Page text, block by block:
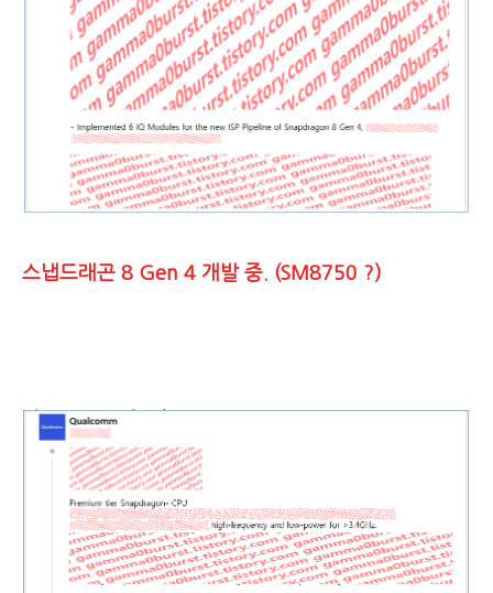
스냅드래곤 8 Gen 4 개발 중. (SM8750 ?)